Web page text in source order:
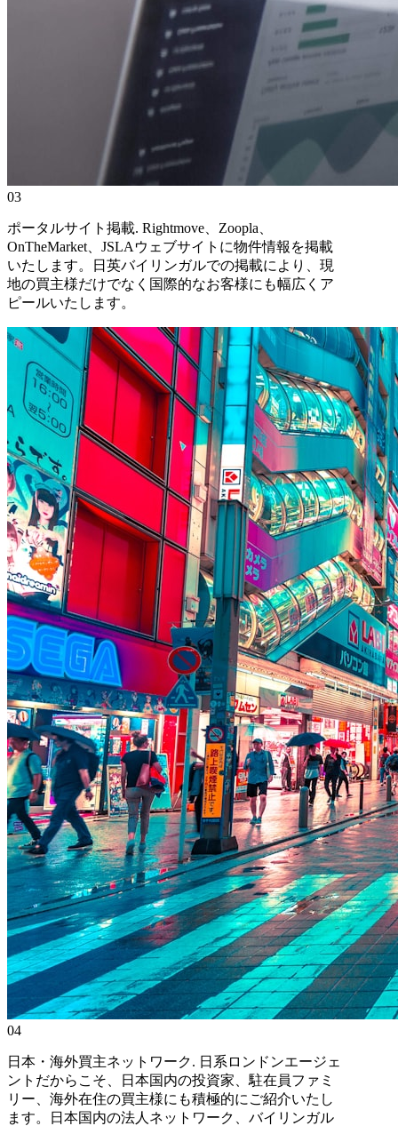
03
ポータルサイト掲載. Rightmove、Zoopla、
OnTheMarket、JSLAウェブサイトに物件情報を掲載
いたします。日英バイリンガルでの掲載により、現
地の買主様だけでなく国際的なお客様にも幅広くア
ピールいたします。
04
日本・海外買主ネットワーク. 日系ロンドンエージェ
ントだからこそ、日本国内の投資家、駐在員ファミ
リー、海外在住の買主様にも積極的にご紹介いたし
ます。日本国内の法人ネットワーク、バイリンガル